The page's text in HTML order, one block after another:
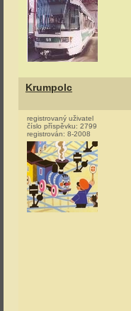
Krumpolc
registrovaný uživatel
číslo příspěvku: 2799
registrován: 8-2008